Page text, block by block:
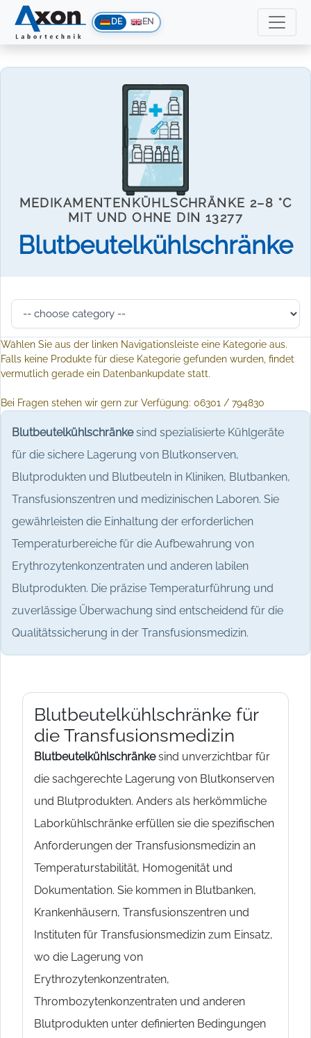
DE EN
MEDIKAMENTENKÜHLSCHRÄNKE 2–8 °C
MIT UND OHNE DIN 13277
Blutbeutelkühlschränke
Blutbeutelkühlschränkesind spezialisierte Kühlgeräte
für die sichere Lagerung von Blutkonserven,
Blutprodukten und Blutbeuteln in Kliniken, Blutbanken,
Transfusionszentren und medizinischen Laboren. Sie
gewährleisten die Einhaltung der erforderlichen
Temperaturbereiche für die Aufbewahrung von
Erythrozytenkonzentraten und anderen labilen
Blutprodukten. Die präzise Temperaturführung und
zuverlässige Überwachung sind entscheidend für die
Qualitätssicherung in der Transfusionsmedizin.
Wählen Sie aus der linken Navigationsleiste eine Kategorie aus.
Falls keine Produkte für diese Kategorie gefunden wurden, findet
vermutlich gerade ein Datenbankupdate statt.
Bei Fragen stehen wir gern zur Verfügung: 06301 / 794830
Blutbeutelkühlschränke für
die Transfusionsmedizin
Blutbeutelkühlschränkesind unverzichtbar für
die sachgerechte Lagerung von Blutkonserven
und Blutprodukten. Anders als herkömmliche
Laborkühlschränke erfüllen sie die spezifischen
Anforderungen der Transfusionsmedizin an
Temperaturstabilität, Homogenität und
Dokumentation. Sie kommen in Blutbanken,
Krankenhäusern, Transfusionszentren und
Instituten für Transfusionsmedizin zum Einsatz,
wo die Lagerung von
Erythrozytenkonzentraten,
Thrombozytenkonzentraten und anderen
Blutprodukten unter definierten Bedingungen